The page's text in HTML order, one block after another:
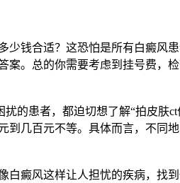
少钱合适？这恐怕是所有白癜
案。总的你需要考虑到挂号费，
的患者，都迫切想了解“拍皮
几百元不等。具体而言，不同地
白癜风这样让人担忧的疾病，找